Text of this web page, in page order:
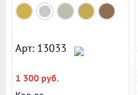
Арт: 13033
1 300 руб.